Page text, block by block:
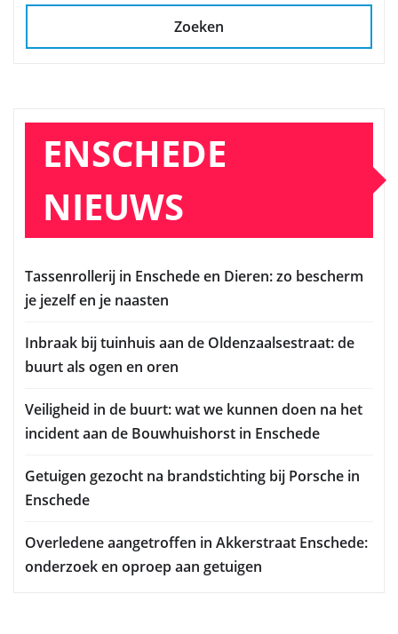
Zoeken
ENSCHEDE
NIEUWS
Tassenrollerij in Enschede en Dieren: zo bescherm
je jezelf en je naasten
Inbraak bij tuinhuis aan de Oldenzaalsestraat: de
buurt als ogen en oren
Veiligheid in de buurt: wat we kunnen doen na het
incident aan de Bouwhuishorst in Enschede
Getuigen gezocht na brandstichting bij Porsche in
Enschede
Overledene aangetroffen in Akkerstraat Enschede:
onderzoek en oproep aan getuigen